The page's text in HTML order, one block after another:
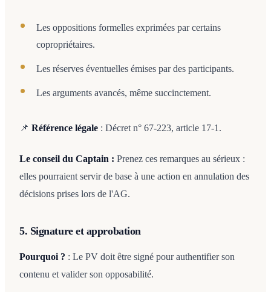
Les oppositions formelles exprimées par certains
copropriétaires.
Les réserves éventuelles émises par des participants.
Les arguments avancés, même succinctement.
📌 Référence légale : Décret n° 67-223, article 17-1.
Le conseil du Captain : Prenez ces remarques au sérieux :
elles pourraient servir de base à une action en annulation des
décisions prises lors de l'AG.
5. Signature et approbation
Pourquoi ? : Le PV doit être signé pour authentifier son
contenu et valider son opposabilité.